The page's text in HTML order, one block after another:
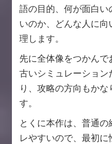
語の目的、何が面白い
いのか、どんな人に
理します。
先に全体像をつかん
古いシミュレーショ
り、攻略の方向もかな
す。
とくに本作は、普通
レやすいので、最初